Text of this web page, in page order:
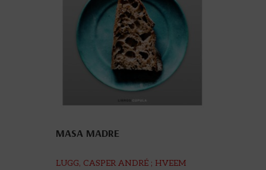
MASA MADRE
LUGG, CASPER ANDRÉ ; HVEEM